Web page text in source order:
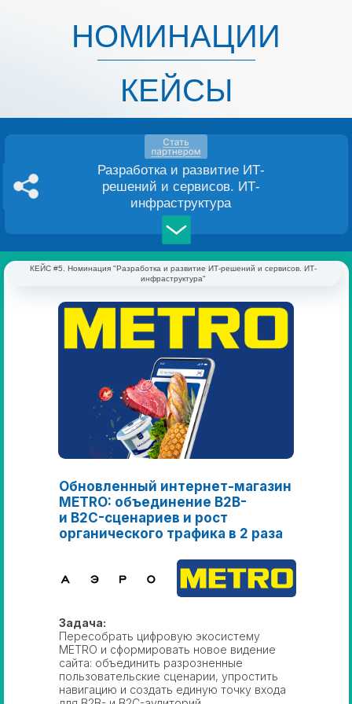
КЕЙСЫ
НОМИНАЦИИ
Разработка и развитие ИТ-
решений и сервисов. ИТ-
инфраструктура
Обновленный интернет-магазин
METRO: объединение B2B-
и B2C-сценариев и рост
органического трафика в 2 раза
Задача:
Пересобрать цифровую экосистему
METRO и сформировать новое видение
сайта: объединить разрозненные
пользовательские сценарии, упростить
навигацию и создать единую точку входа
КЕЙС #5. Номинация "Разработка и развитие ИТ-решений и сервисов. ИТ-
инфраструктура"